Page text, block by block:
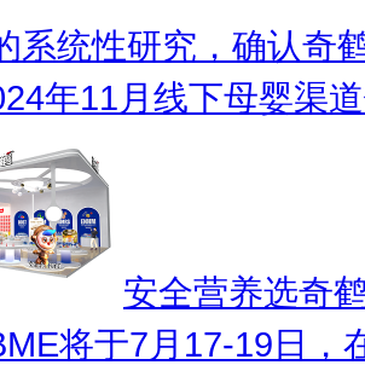
系统性研究，确认奇
年11月线下母婴渠
安全营养选奇
将于7月17-19日，